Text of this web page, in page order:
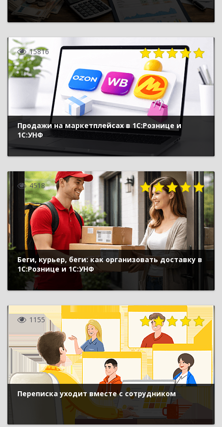
15816
Продажи на маркетплейсах в 1С:Рознице и
1С:УНФ
4518
Беги, курьер, беги: как организовать доставку в
1С:Рознице и 1С:УНФ
1155
Переписка уходит вместе с сотрудником